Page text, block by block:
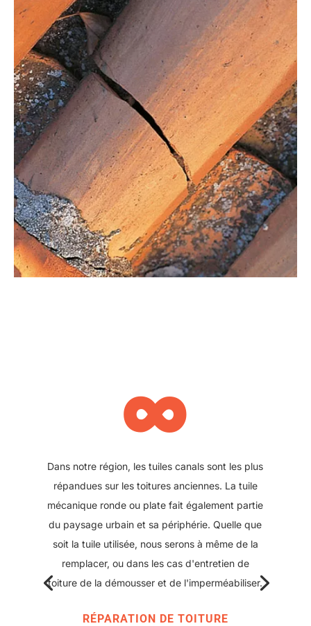
∞
plus récemment et que des plaques sous tuile
aient été posées. Nous pouvons également
intervenir sur ce type de toiture, pour réparer
ou changer une plaque abîmée. Ce type de
solution offre l'avantage d'avoir une couverture
moderne avec peu de points de rupture tout en
conservant l'aspect classique des toitures